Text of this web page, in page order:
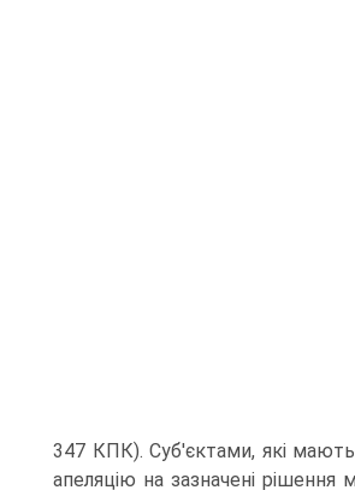
347 КПК). Суб'єктами, які
апеляцію на зазначені рішення